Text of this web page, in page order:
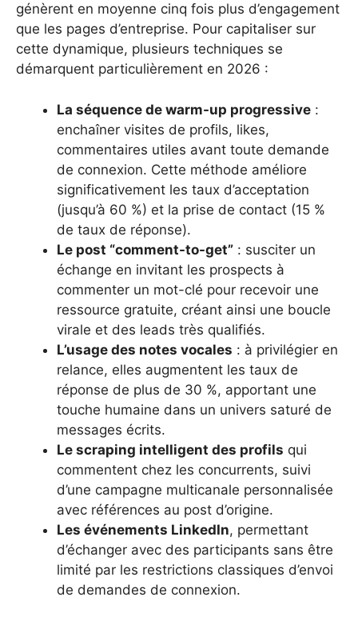
génèrent en moyenne cinq fois plus d’engagement
que les pages d’entreprise. Pour capitaliser sur
cette dynamique, plusieurs techniques se
démarquent particulièrement en 2026 :
La séquence de warm-up progressive :
enchaîner visites de profils, likes,
commentaires utiles avant toute demande
de connexion. Cette méthode améliore
significativement les taux d’acceptation
(jusqu’à 60 %) et la prise de contact (15 %
de taux de réponse).
Le post “comment-to-get” : susciter un
échange en invitant les prospects à
commenter un mot-clé pour recevoir une
ressource gratuite, créant ainsi une boucle
virale et des leads très qualifiés.
L’usage des notes vocales : à privilégier en
relance, elles augmentent les taux de
réponse de plus de 30 %, apportant une
touche humaine dans un univers saturé de
messages écrits.
Le scraping intelligent des profils qui
commentent chez les concurrents, suivi
d’une campagne multicanale personnalisée
avec références au post d’origine.
Les événements LinkedIn, permettant
d’échanger avec des participants sans être
limité par les restrictions classiques d’envoi
de demandes de connexion.